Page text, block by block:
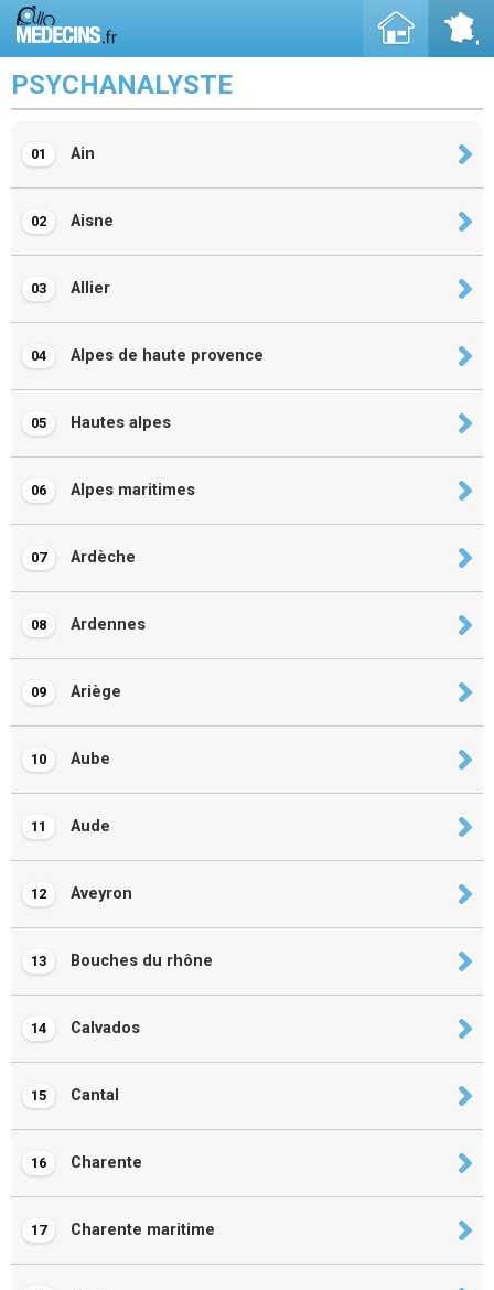
PSYCHANALYSTE
01 Ain
02 Aisne
03 Allier
04 Alpes de haute provence
05 Hautes alpes
06 Alpes maritimes
07 Ardèche
08 Ardennes
09 Ariège
10 Aube
11 Aude
12 Aveyron
13 Bouches du rhône
14 Calvados
15 Cantal
16 Charente
17 Charente maritime